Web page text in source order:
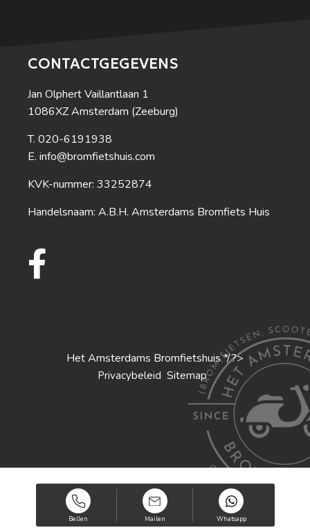
Bellen Mailen Whatsapp
CONTACTGEGEVENS
Jan Olphert Vaillantlaan 1
1086XZ Amsterdam (Zeeburg)
020-6191938
info@bromfietshuis.com
KVK-nummer: 33252874
Handelsnaam: A.B.H. Amsterdams Bromfiets Huis
Het Amsterdams Bromfietshuis */?>
Privacybeleid Sitemap